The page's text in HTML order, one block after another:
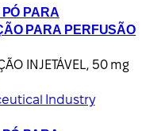
PARA
PARA PERFUSÃO
INJETÁVEL, 50 mg
Industry